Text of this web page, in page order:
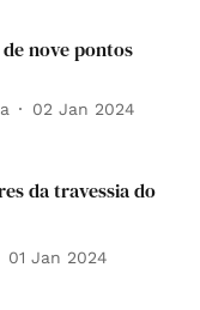
de nove pontos
02 Jan 2024
da travessia do
01 Jan 2024